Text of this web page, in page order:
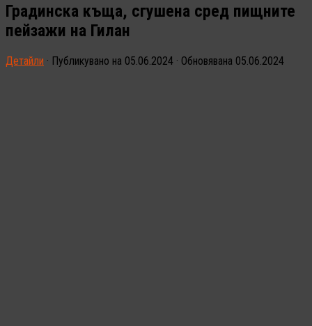
Градинска къща, сгушена сред пищните
пейзажи на Гилан
Детайли · Публикувано на 05.06.2024 · Обновявана 05.06.2024